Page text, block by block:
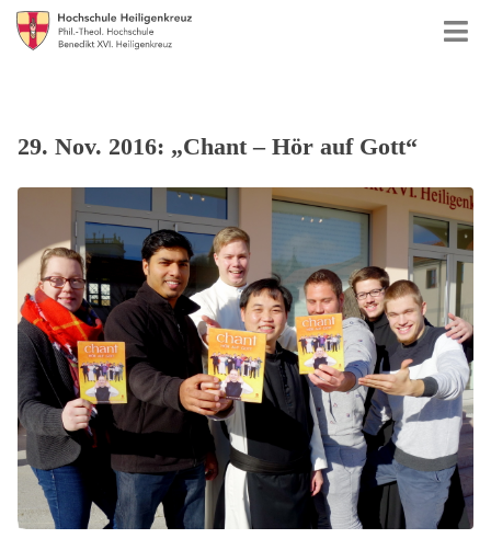
29. Nov. 2016: „Chant – Hör auf Gott“